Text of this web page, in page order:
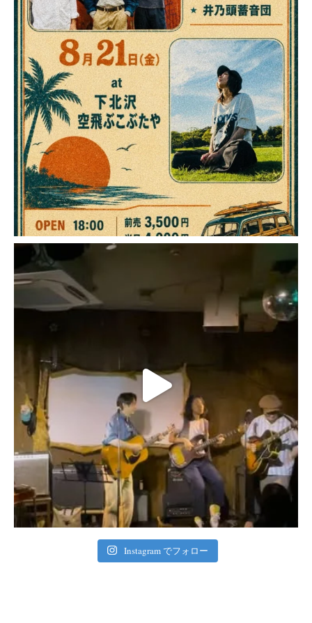
Instagram でフォロー